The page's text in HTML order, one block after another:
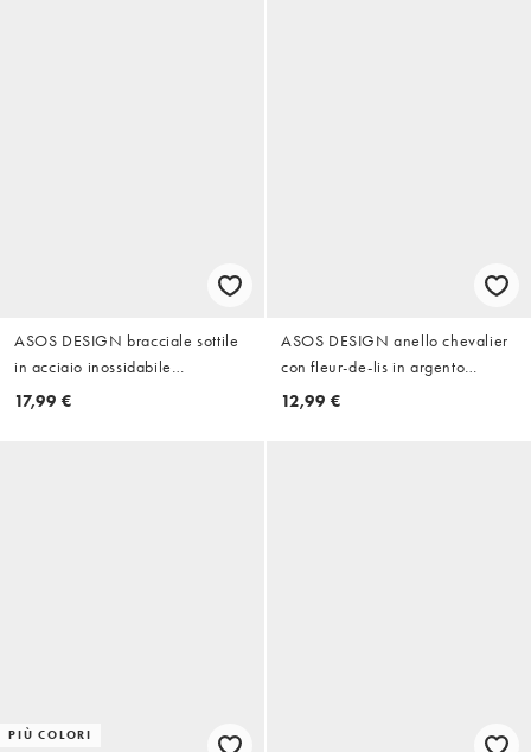
ASOS DESIGN bracciale sottile
in acciaio inossidabile
impermeabile con cordino, color
17,99 €
ASOS DESIGN anello chevalier
con fleur-de-lis in argento
brunito
12,99 €
PIÙ COLORI